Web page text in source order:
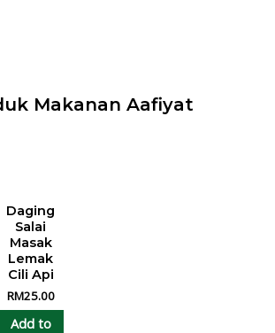
Makanan Aafiyat
Daging
Salai
Masak
Lemak
Cili Api
RM25.00
Add to